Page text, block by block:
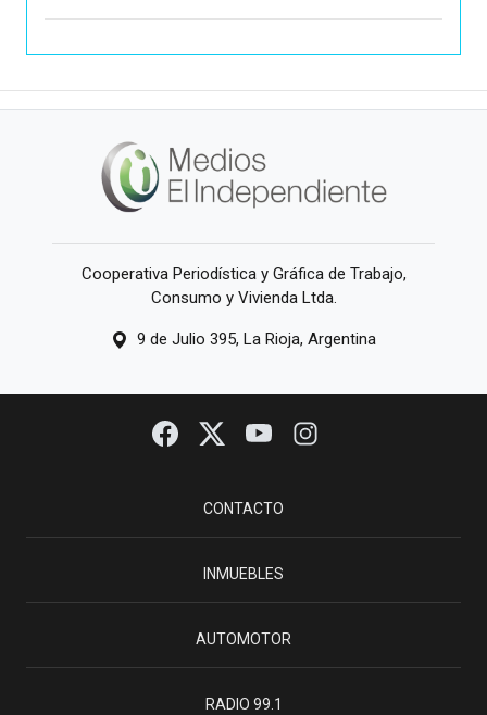
Cooperativa Periodística y Gráfica de Trabajo,
Consumo y Vivienda Ltda.
9 de Julio 395, La Rioja, Argentina
CONTACTO
INMUEBLES
AUTOMOTOR
RADIO 99.1